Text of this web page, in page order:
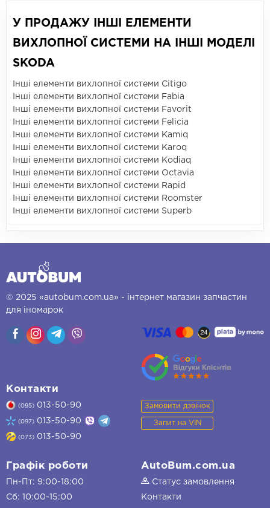
У ПРОДАЖУ ІНШІ ЕЛЕМЕНТИ
ВИХЛОПНОЇ СИСТЕМИ НА ІНШІ МОДЕЛІ
SKODA
Інші елементи вихлопної системи Citigo
Інші елементи вихлопної системи Fabia
Інші елементи вихлопної системи Favorit
Інші елементи вихлопної системи Felicia
Інші елементи вихлопної системи Kamiq
Інші елементи вихлопної системи Karoq
Інші елементи вихлопної системи Kodiaq
Інші елементи вихлопної системи Octavia
Інші елементи вихлопної системи Rapid
Інші елементи вихлопної системи Roomster
Інші елементи вихлопної системи Superb
© 2025 «autobum.com.ua» - інтернет магазин запчастин
для іномарок
Контакти
(095) 013-50-90
(097) 013-50-90
(073) 013-50-90
Замовити дзвінок
Запит на VIN
Графік роботи
Пн-Пт: 9:00-18:00
Сб: 10:00-15:00
AutoBum.com.ua
Статус замовлення
Контакти